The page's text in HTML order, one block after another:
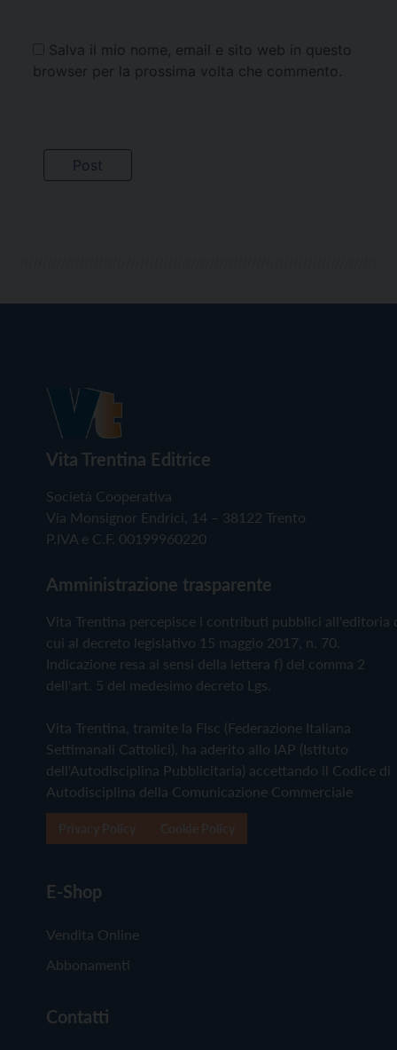
Salva il mio nome, email e sito web in questo
browser per la prossima volta che commento.
Vita Trentina Editrice
Società Cooperativa
Via Monsignor Endrici, 14 – 38122 Trento
P.IVA e C.F. 00199960220
Amministrazione trasparente
Vita Trentina percepisce i contributi pubblici all'editoria
cui al decreto legislativo 15 maggio 2017, n. 70.
Indicazione resa ai sensi della lettera f) del comma 2
dell'art. 5 del medesimo decreto Lgs.
Vita Trentina, tramite la Fisc (Federazione Italiana
Settimanali Cattolici), ha aderito allo IAP (Istituto
dell'Autodisciplina Pubblicitaria) accettando il Codice di
Autodisciplina della Comunicazione Commerciale
E-Shop
Vendita Online
Abbonamenti
Contatti